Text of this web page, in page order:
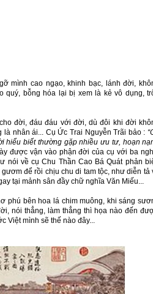
mình cao ngạo, khinh bạc, lánh đời,
quý, bỗng hóa lại bị xem là kẻ vô dụng,
đời, đáu đáu với đời, dù đôi khi đời
nhân ái... Cụ Ức Trai Nguyễn Trãi bảo :
hiểu biết thường gặp nhiều ưu tư, hoạn
được vận vào phận đời của cụ với ba
nói về cụ Chu Thần Cao Bá Quát phản
để rồi chịu chu di tam tộc, như diễn tả
tại mảnh sân đầy chữ nghĩa Văn Miếu...
phú bên hoa lá chim muông, khi sáng
nói thẳng, làm thẳng thì họa nào đến
Việt mình sẽ thế nào đây...